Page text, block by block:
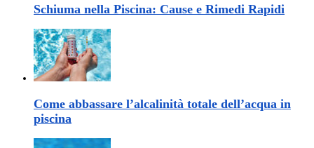
Schiuma nella Piscina: Cause e Rimedi Rapidi
Come abbassare l’alcalinità totale dell’acqua in
piscina